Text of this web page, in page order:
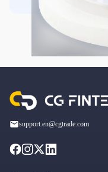
support.en@cgtrade.com